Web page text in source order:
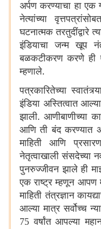
अर्पण करण्याचा हा एक
नेत्यांच्या
घटनात्मक तरतुदींद्वारे
इंडियाचा जन्म खूप
बळकटीकरण करणे ही
म्हणाले.
पत्रकारितेच्या
इंडिया अस्तित्वात
झाली. आणीबाणीच्या
आणि ती बंद करण्यात
माहिती आणि
नेतृत्वाखाली संसदेच्या
पुनरुज्जीवन झाले ही
एक राष्ट्र म्हणून आपण
माहिती तंत्रज्ञान
आल्या मात्र सर्वोच्च
75 वर्षांत आपल्या